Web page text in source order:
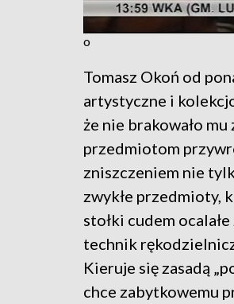
o
Tomasz Okoń od
artystyczne i
że nie brakowało
przedmiotom
zniszczeniem nie
zwykłe przedmioty,
stołki cudem
technik
Kieruje się zasadą
chce zabytkowemu